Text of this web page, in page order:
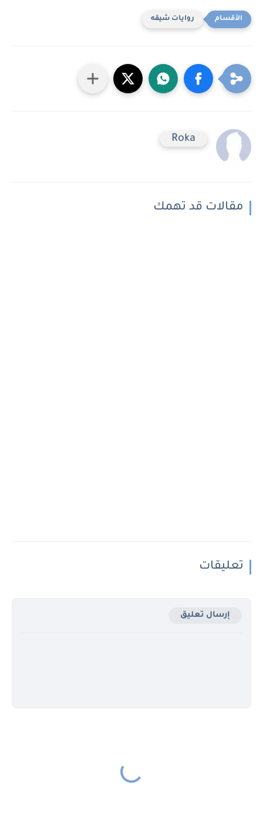
روايات شيقه
Roka
مقالات قد تهمك
تعليقات
إرسال تعليق